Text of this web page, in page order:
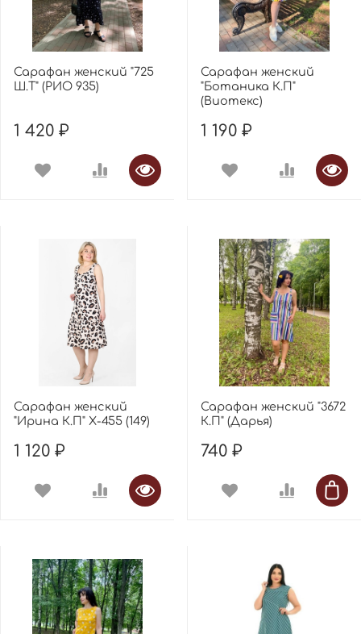
Сарафан женский "725
Ш.Т" (РИО 935)
1 420 ₽
Сарафан женский
"Ботаника К.П"
(Виотекс)
1 190 ₽
Сарафан женский
"Ирина К.П" Х-455 (149)
1 120 ₽
Сарафан женский "3672
К.П" (Дарья)
740 ₽